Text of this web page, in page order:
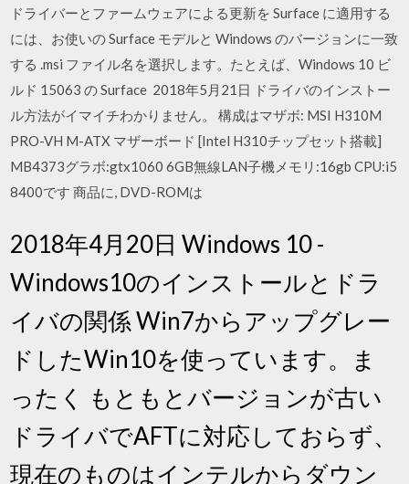
ドライバーとファームウェアによる更新を Surface に適用する
には、お使いの Surface モデルと Windows のバージョンに一致
する .msi ファイル名を選択します。たとえば、Windows 10 ビ
ルド 15063 の Surface 2018年5月21日 ドライバのインストー
ル方法がイマイチわかりません。 構成はマザボ: MSI H310M
PRO-VH M-ATX マザーボード [Intel H310チップセット搭載]
MB4373グラボ:gtx1060 6GB無線LAN子機メモリ:16gb CPU:i5
8400です 商品に, DVD-ROMは
2018年4月20日 Windows 10 -
Windows10のインストールとドラ
イバの関係 Win7からアップグレー
ドしたWin10を使っています。ま
ったく もともとバージョンが古い
ドライバでAFTに対応しておらず、
現在のものはインテルからダウン